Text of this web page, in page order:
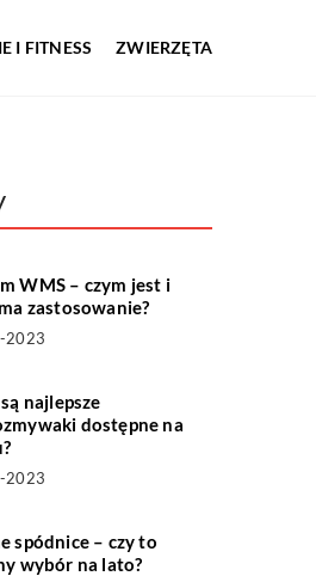
I FITNESS ZWIERZĘTA
WMS – czym jest i
zastosowanie?
2023
najlepsze
dostępne na
2023
spódnice – czy to
wybór na lato?